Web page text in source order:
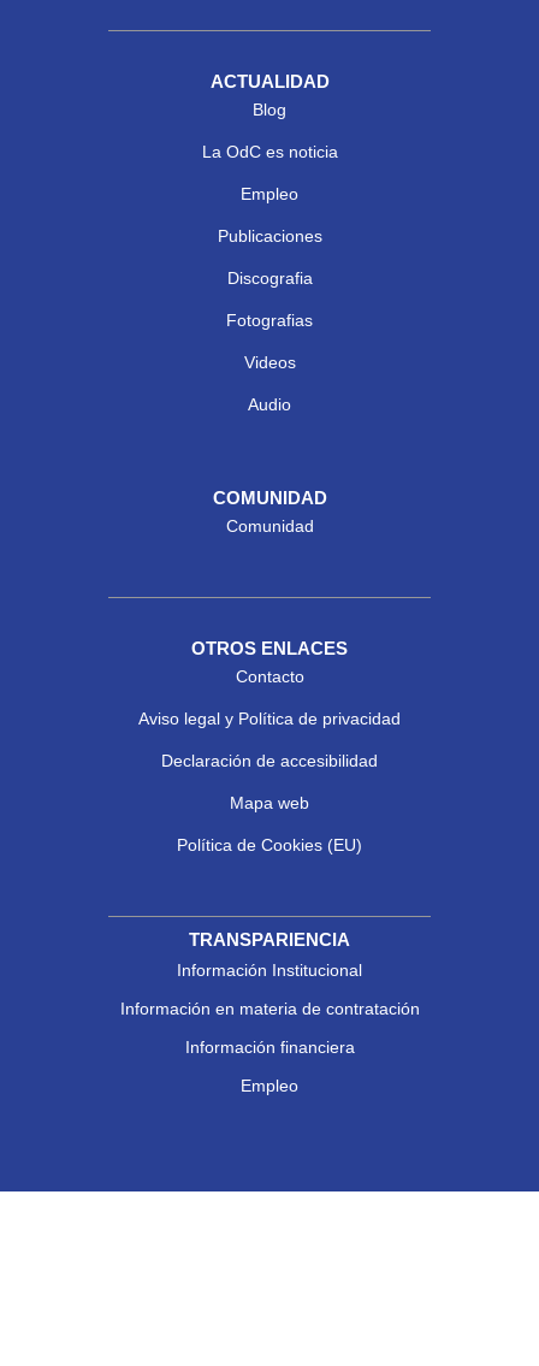
ACTUALIDAD
Blog
La OdC es noticia
Empleo
Publicaciones
Discografia
Fotografias
Videos
Audio
COMUNIDAD
Comunidad
OTROS ENLACES
Contacto
Aviso legal y Política de privacidad
Declaración de accesibilidad
Mapa web
Política de Cookies (EU)
TRANSPARIENCIA
Información Institucional
Información en materia de contratación
Información financiera
Empleo